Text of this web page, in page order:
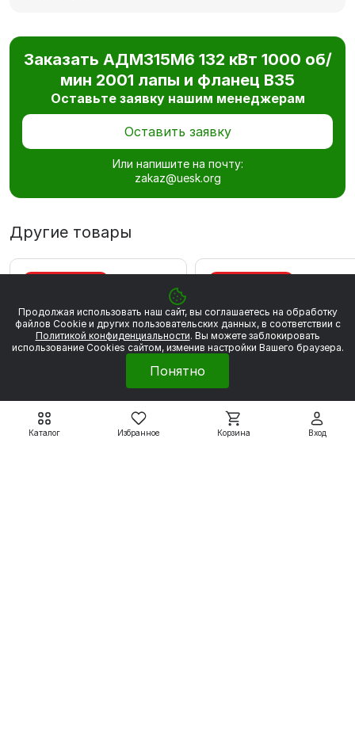
Каталог Избранное Корзина Вход
Заказать АДМ315М6 132 кВт 1000 об/
мин 2001 лапы и фланец В35
Оставьте заявку нашим менеджерам
Оставить заявку
Или напишите на почту:
zakaz@uesk.org
Другие товары
Продолжая использовать наш сайт, вы соглашаетесь на обработку
файлов Сookie и других пользовательских данных, в соответствии с
Политикой конфиденциальности. Вы можете заблокировать
использование Cookies сайтом, изменив настройки Вашего браузера.
Понятно